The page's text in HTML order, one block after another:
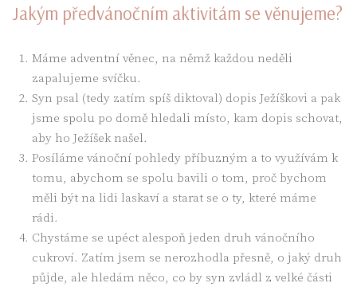
Jakým předvánočním aktivitám se věnujeme?
Máme adventní věnec, na němž každou neděli
zapalujeme svíčku.
Syn psal (tedy zatím spíš diktoval) dopis Ježíškovi a pak
jsme spolu po domě hledali místo, kam dopis schovat,
aby ho Ježíšek našel.
Posíláme vánoční pohledy příbuzným a to využívám k
tomu, abychom se spolu bavili o tom, proč bychom
měli být na lidi laskaví a starat se o ty, které máme
rádi.
Chystáme se upéct alespoň jeden druh vánočního
cukroví. Zatím jsem se nerozhodla přesně, o jaký druh
půjde, ale hledám něco, co by syn zvládl z velké části